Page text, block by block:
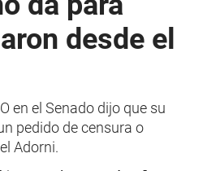
desde el
en el Senado dijo que su
pedido de censura o
Adorni.